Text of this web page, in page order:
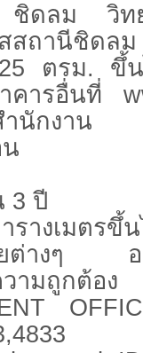
ชิดลม วิ
สสถานีชิดล
ตรม. ขึ้น
คารอื่นที่
นักงาน
3 ปี
รางเมตรขึ้
ยต่างๆ อา
ามถูกต้อง